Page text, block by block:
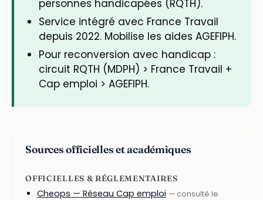
personnes handicapées (RQTH).
Service intégré avec France Travail
depuis 2022. Mobilise les aides AGEFIPH.
Pour reconversion avec handicap :
circuit RQTH (MDPH) > France Travail +
Cap emploi > AGEFIPH.
Sources officielles et académiques
OFFICIELLES & RÉGLEMENTAIRES
Cheops — Réseau Cap emploi — consulté le